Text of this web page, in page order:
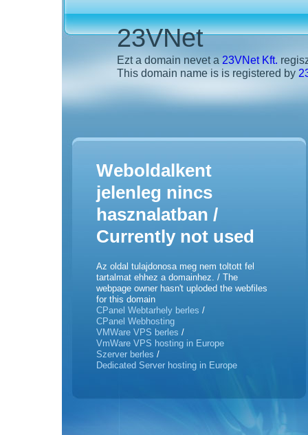
23VNet
Ezt a domain nevet a23VNet Kft.
This domain name is is registered by
Weboldalkent
jelenleg nincs
hasznalatban /
Currently not used
Az oldal tulajdonosa meg nem toltott fel
tartalmat ehhez a domainhez. / The
webpage owner hasn't uploded the webfiles
for this domain
CPanel Webtarhely berles /
CPanel Webhosting
VMWare VPS berles /
VmWare VPS hosting in Europe
Szerver berles /
Dedicated Server hosting in Europe